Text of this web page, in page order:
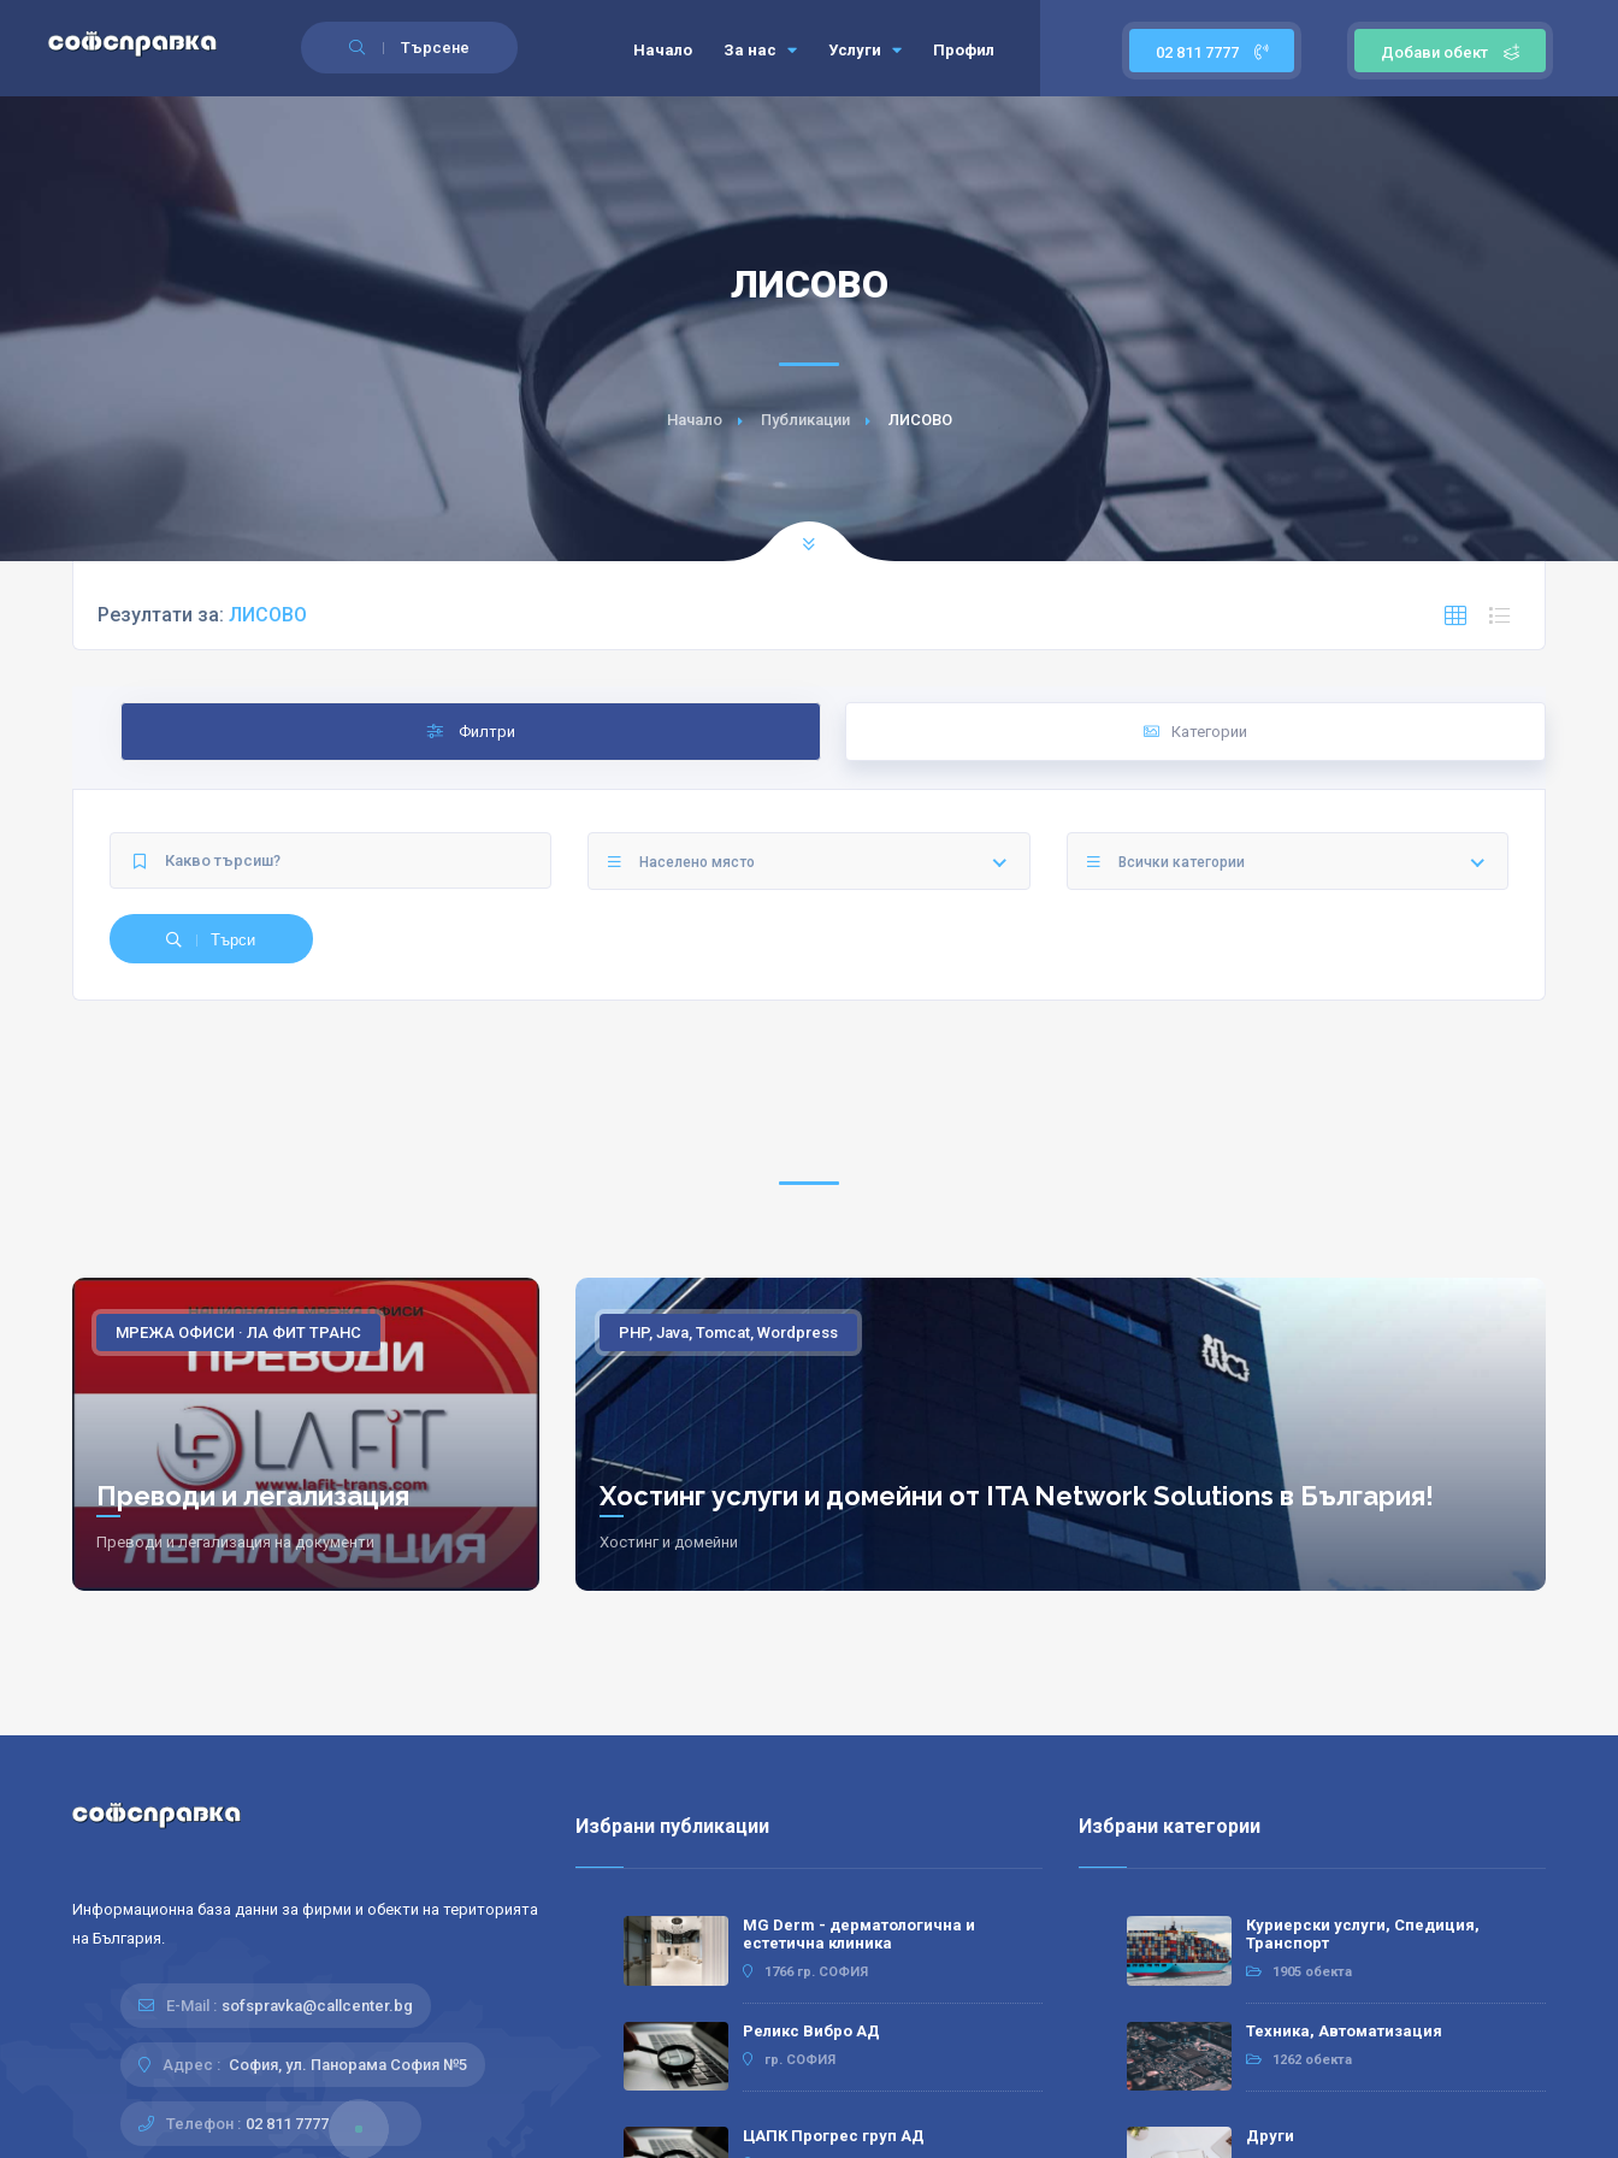
Търсене Добави обект
02 811 7777
Начало За нас Услуги Профил
ЛИСОВО
Начало Публикации ЛИСОВО
Резултати за: ЛИСОВО
Филтри Категории
Населено място Всички категории
Търси
МРЕЖА ОФИСИ · ЛА ФИТ ТРАНС
Преводи и легализация
Преводи и легализация на документи
PHP, Java, Tomcat, Wordpress
Хостинг услуги и домейни от ITA Network Solutions в България!
Хостинг и домейни
Информационна база данни за фирми и обекти на територията
на България.
E-Mail : sofspravka@callcenter.bg
Адрес : София, ул. Панорама София №5
Телефон : 02 811 7777
Избрани публикации
MG Derm - дерматологична и
естетична клиника
1766 гр. СОФИЯ
Реликс Вибро АД
гр. СОФИЯ
ЦАПК Прогрес груп АД
Избрани категории
Куриерски услуги, Спедиция,
Транспорт
1905 обекта
Техника, Автоматизация
1262 обекта
Други